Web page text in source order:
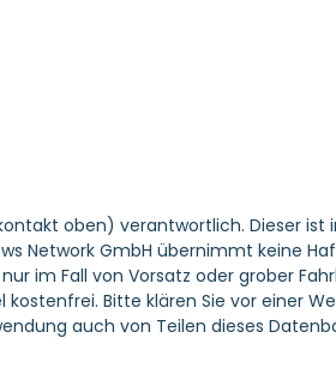
oben) verantwortlich. Dieser ist
Network GmbH übernimmt keine
im Fall von Vorsatz oder grober
Bitte klären Sie vor einer
auch von Teilen dieses